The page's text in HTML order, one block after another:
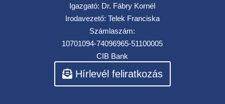
Igazgató: Dr. Fábry Kornél
Irodavezető: Telek Franciska
Számlaszám:
10701094-74096965-51100005
CIB Bank
Hírlevél feliratkozás